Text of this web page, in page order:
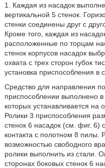
1. Каждая из насадок
вертикальной 5 стенок.
стенки соединены друг с
Кроме того, каждая из
расположенные по торцам
стенок корпусов насадок
охвата с трех сторон губок
установка приспособления в
Средство для направления
приспособлении выполнено
которых устанавливается на
Ролики 3 приспособления
стенок 6 насадок (см. фиг. 6)
контакта с полотном 8 пилы.
возможностью свободного
ролики выполнить из стали.
сторонах боковых стенок 6